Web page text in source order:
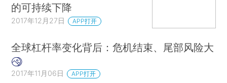
的可持续下降
2017年12月27日 APP打开
全球杠杆率变化背后：危机结束、尾部风险大
2017年11月06日 APP打开